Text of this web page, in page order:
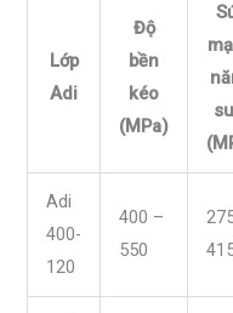
Lớp
Adi
Độ
bền
kéo
(MPa)
Adi
400-
120
400 –
550